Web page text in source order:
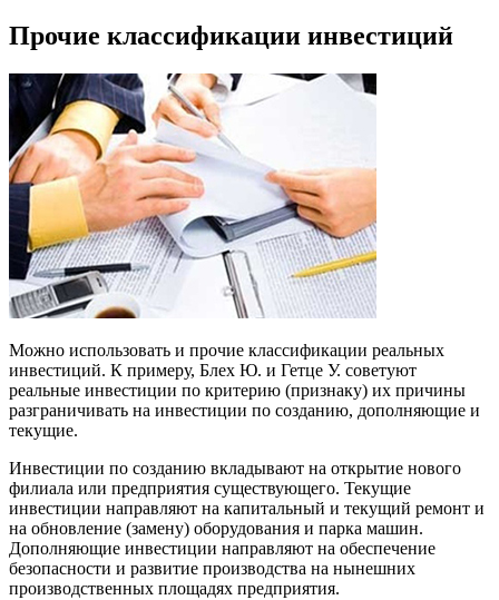
Прочие классификации инвестиций
Можно использовать и прочие классификации реальных
инвестиций. К примеру, Блех Ю. и Гетце У. советуют
реальные инвестиции по критерию (признаку) их причины
разграничивать на инвестиции по созданию, дополняющие и
текущие.
Инвестиции по созданию вкладывают на открытие нового
филиала или предприятия существующего. Текущие
инвестиции направляют на капитальный и текущий ремонт и
на обновление (замену) оборудования и парка машин.
Дополняющие инвестиции направляют на обеспечение
безопасности и развитие производства на нынешних
производственных площадях предприятия.